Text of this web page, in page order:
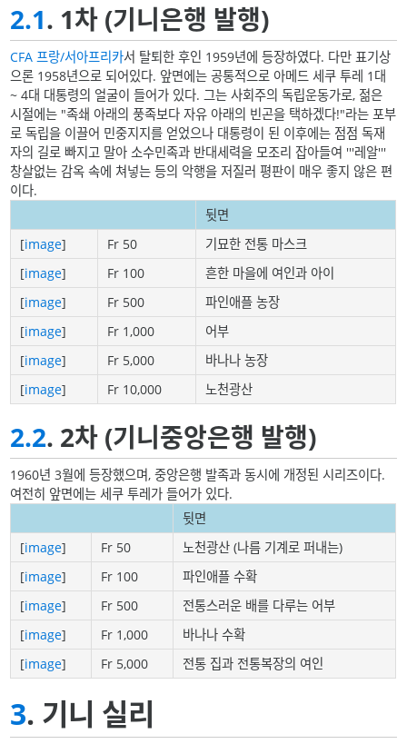
2.1. 1차 (기니은행 발행)
CFA 프랑/서아프리카서 탈퇴한 후인 1959년에 등장하였다. 다만 표기상
으론 1958년으로 되어있다. 앞면에는 공통적으로 아메드 세쿠 투레 1대
~ 4대 대통령의 얼굴이 들어가 있다. 그는 사회주의 독립운동가로, 젊은
시절에는 "족쇄 아래의 풍족보다 자유 아래의 빈곤을 택하겠다!"라는 포부
로 독립을 이끌어 민중지지를 얻었으나 대통령이 된 이후에는 점점 독재
자의 길로 빠지고 말아 소수민족과 반대세력을 모조리 잡아들여 '''레알'''
창살없는 감옥 속에 쳐넣는 등의 악행을 저질러 평판이 매우 좋지 않은 편
이다.
뒷면
[image] Fr 50
기묘한 전통 마스크
[image] Fr 100
흔한 마을에 여인과 아이
[image] Fr 500
파인애플 농장
[image] Fr 1,000
어부
[image] Fr 5,000
바나나 농장
[image] Fr 10,000 노천광산
2.2. 2차 (기니중앙은행 발행)
1960년 3월에 등장했으며, 중앙은행 발족과 동시에 개정된 시리즈이다.
여전히 앞면에는 세쿠 투레가 들어가 있다.
뒷면
[image] Fr 50
노천광산 (나름 기계로 퍼내는)
[image] Fr 100
파인애플 수확
[image] Fr 500
전통스러운 배를 다루는 어부
[image] Fr 1,000
바나나 수확
[image] Fr 5,000 전통 집과 전통복장의 여인
3. 기니 실리